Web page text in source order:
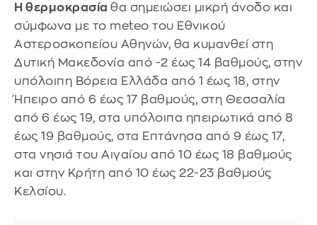
Η θερμοκρασία θα σημειώσει μικρή άνοδο και
σύμφωνα με το meteo του Εθνικού
Αστεροσκοπείου Αθηνών, θα κυμανθεί στη
Δυτική Μακεδονία από -2 έως 14 βαθμούς, στην
υπόλοιπη Βόρεια Ελλάδα από 1 έως 18, στην
Ήπειρο από 6 έως 17 βαθμούς, στη Θεσσαλία
από 6 έως 19, στα υπόλοιπα ηπειρωτικά από 8
έως 19 βαθμούς, στα Επτάνησα από 9 έως 17,
στα νησιά του Αιγαίου από 10 έως 18 βαθμούς
και στην Κρήτη από 10 έως 22-23 βαθμούς
Κελσίου.